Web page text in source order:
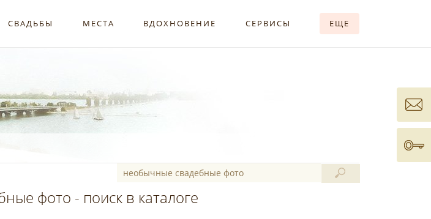
СВАДЬБЫ МЕСТА ВДОХНОВЕНИЕ СЕРВИСЫ ЕЩЕ
фото - поиск в каталоге